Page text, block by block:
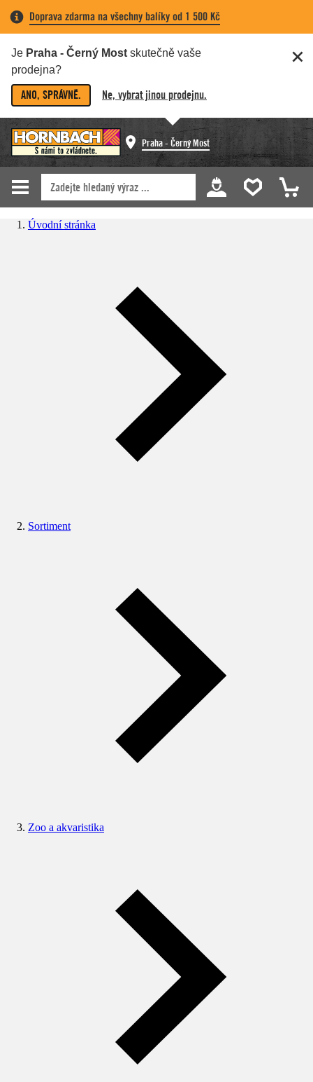
Doprava zdarma na všechny balíky od 1 500 Kč
Je Praha - Černý Most skutečně vaše
prodejna?
ANO, SPRÁVNĚ. Ne, vybrat jinou prodejnu.
Praha - Černý Most
Úvodní stránka
Sortiment
Zoo a akvaristika